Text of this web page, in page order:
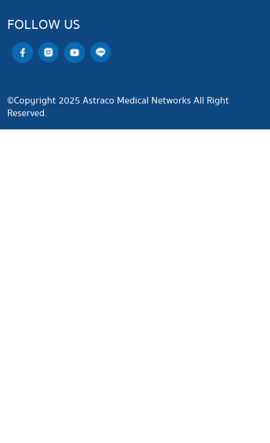
FOLLOW US
©Copyright 2025 Astraco Medical Networks All Right
Reserved.